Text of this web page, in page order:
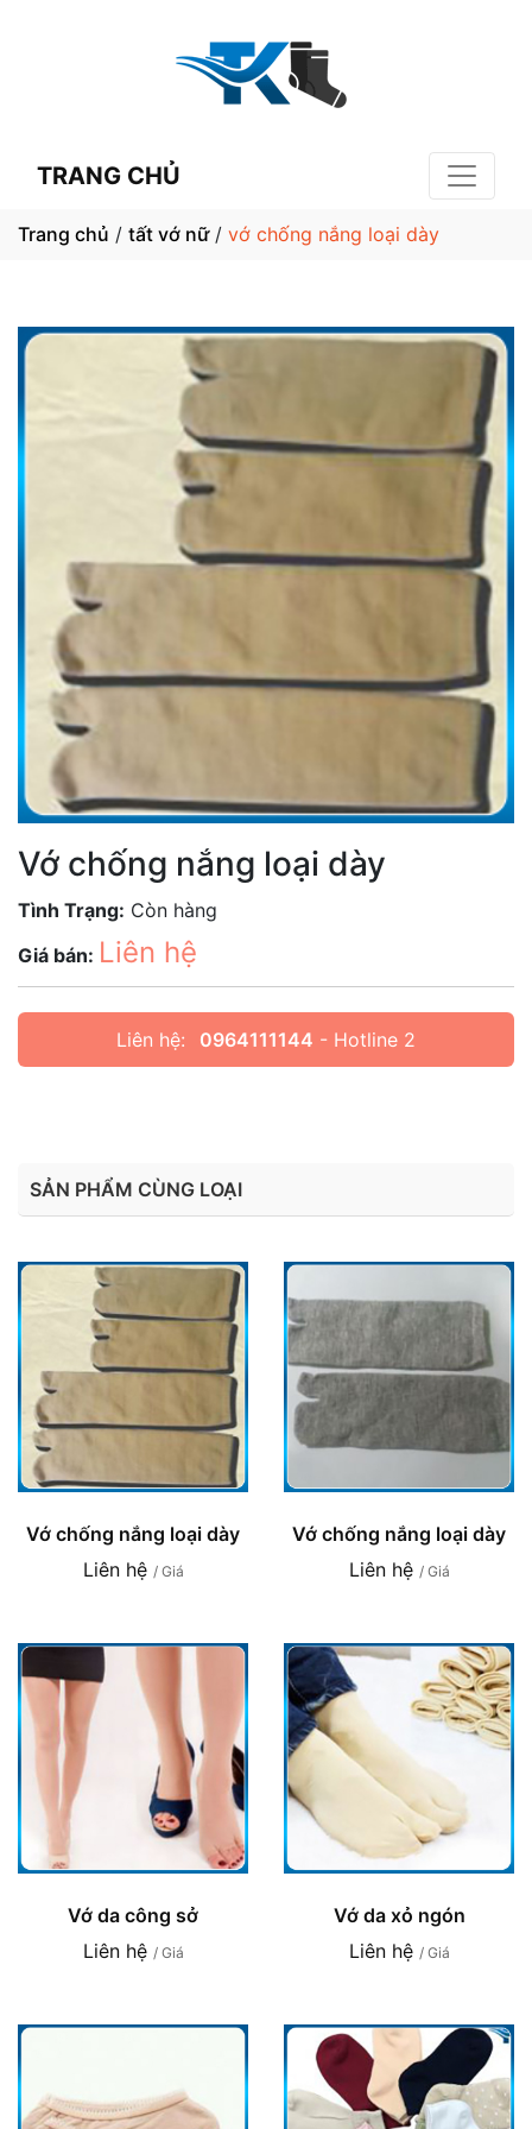
TRANG CHỦ
Trang chủ / tất vớ nữ/ vớ chống nắng loại dày
Vớ chống nắng loại dày
Tình Trạng: Còn hàng
Giá bán: Liên hệ
Liên hệ: 0964111144 - Hotline 2
SẢN PHẨM CÙNG LOẠI
Vớ chống nắng loại dày
Liên hệ / Giá
Vớ chống nắng loại dày
Liên hệ / Giá
Vớ da công sở
Liên hệ / Giá
Vớ da xỏ ngón
Liên hệ / Giá